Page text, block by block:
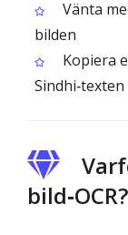
Vänta
bilden
Kopiera
Sindhi‑texten
bild‑OCR?